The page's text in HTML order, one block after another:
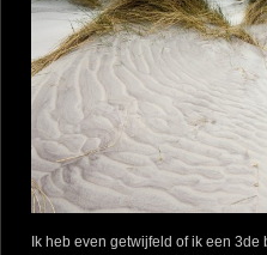
Ik heb even getwijfeld of ik een